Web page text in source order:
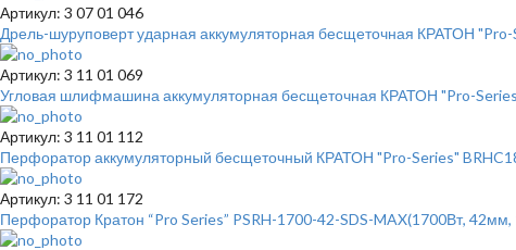
Артикул: 3 07 01 046
Дрель-шуруповерт ударная аккумуляторная бесщеточная КРАТОН
Артикул: 3 11 01 069
Угловая шлифмашина аккумуляторная бесщеточная КРАТОН "Pro-
Артикул: 3 11 01 112
Перфоратор аккумуляторный бесщеточный КРАТОН "Pro-Series"
Артикул: 3 11 01 172
Перфоратор Кратон “Pro Series” PSRH-1700-42-SDS-MAX(1700Вт,